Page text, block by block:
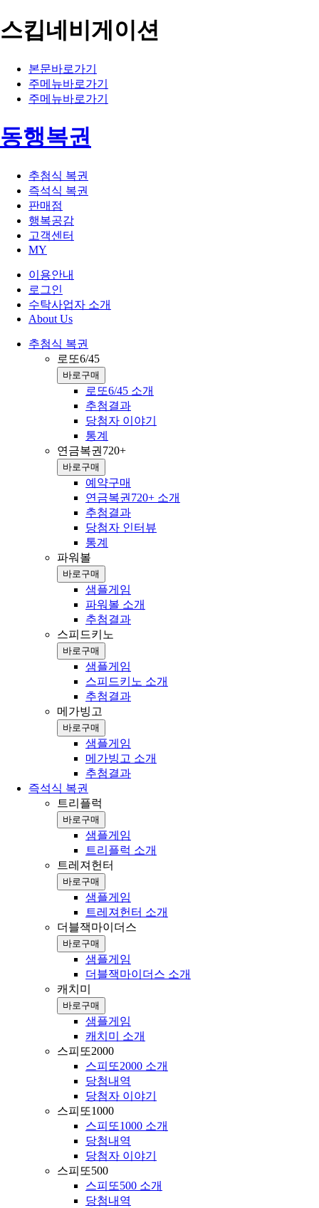
스킵네비게이션
본문바로가기
주메뉴바로가기
주메뉴바로가기
동행복권
추첨식 복권
즉석식 복권
판매점
행복공감
고객센터
MY
이용안내
로그인
수탁사업자 소개
About Us
추첨식 복권
로또6/45
바로구매
로또6/45 소개
추첨결과
당첨자 이야기
통계
연금복권720+
바로구매
예약구매
연금복권720+ 소개
추첨결과
당첨자 인터뷰
통계
파워볼
바로구매
샘플게임
파워볼 소개
추첨결과
스피드키노
바로구매
샘플게임
스피드키노 소개
추첨결과
메가빙고
바로구매
샘플게임
메가빙고 소개
추첨결과
즉석식 복권
트리플럭
바로구매
샘플게임
트리플럭 소개
트레져헌터
바로구매
샘플게임
트레져헌터 소개
더블잭마이더스
바로구매
샘플게임
더블잭마이더스 소개
캐치미
바로구매
샘플게임
캐치미 소개
스피또2000
스피또2000 소개
당첨내역
당첨자 이야기
스피또1000
스피또1000 소개
당첨내역
당첨자 이야기
스피또500
스피또500 소개
당첨내역